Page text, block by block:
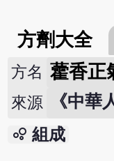
方劑大全
方名 藿香正
來源 《中華
bubble_chart 組成